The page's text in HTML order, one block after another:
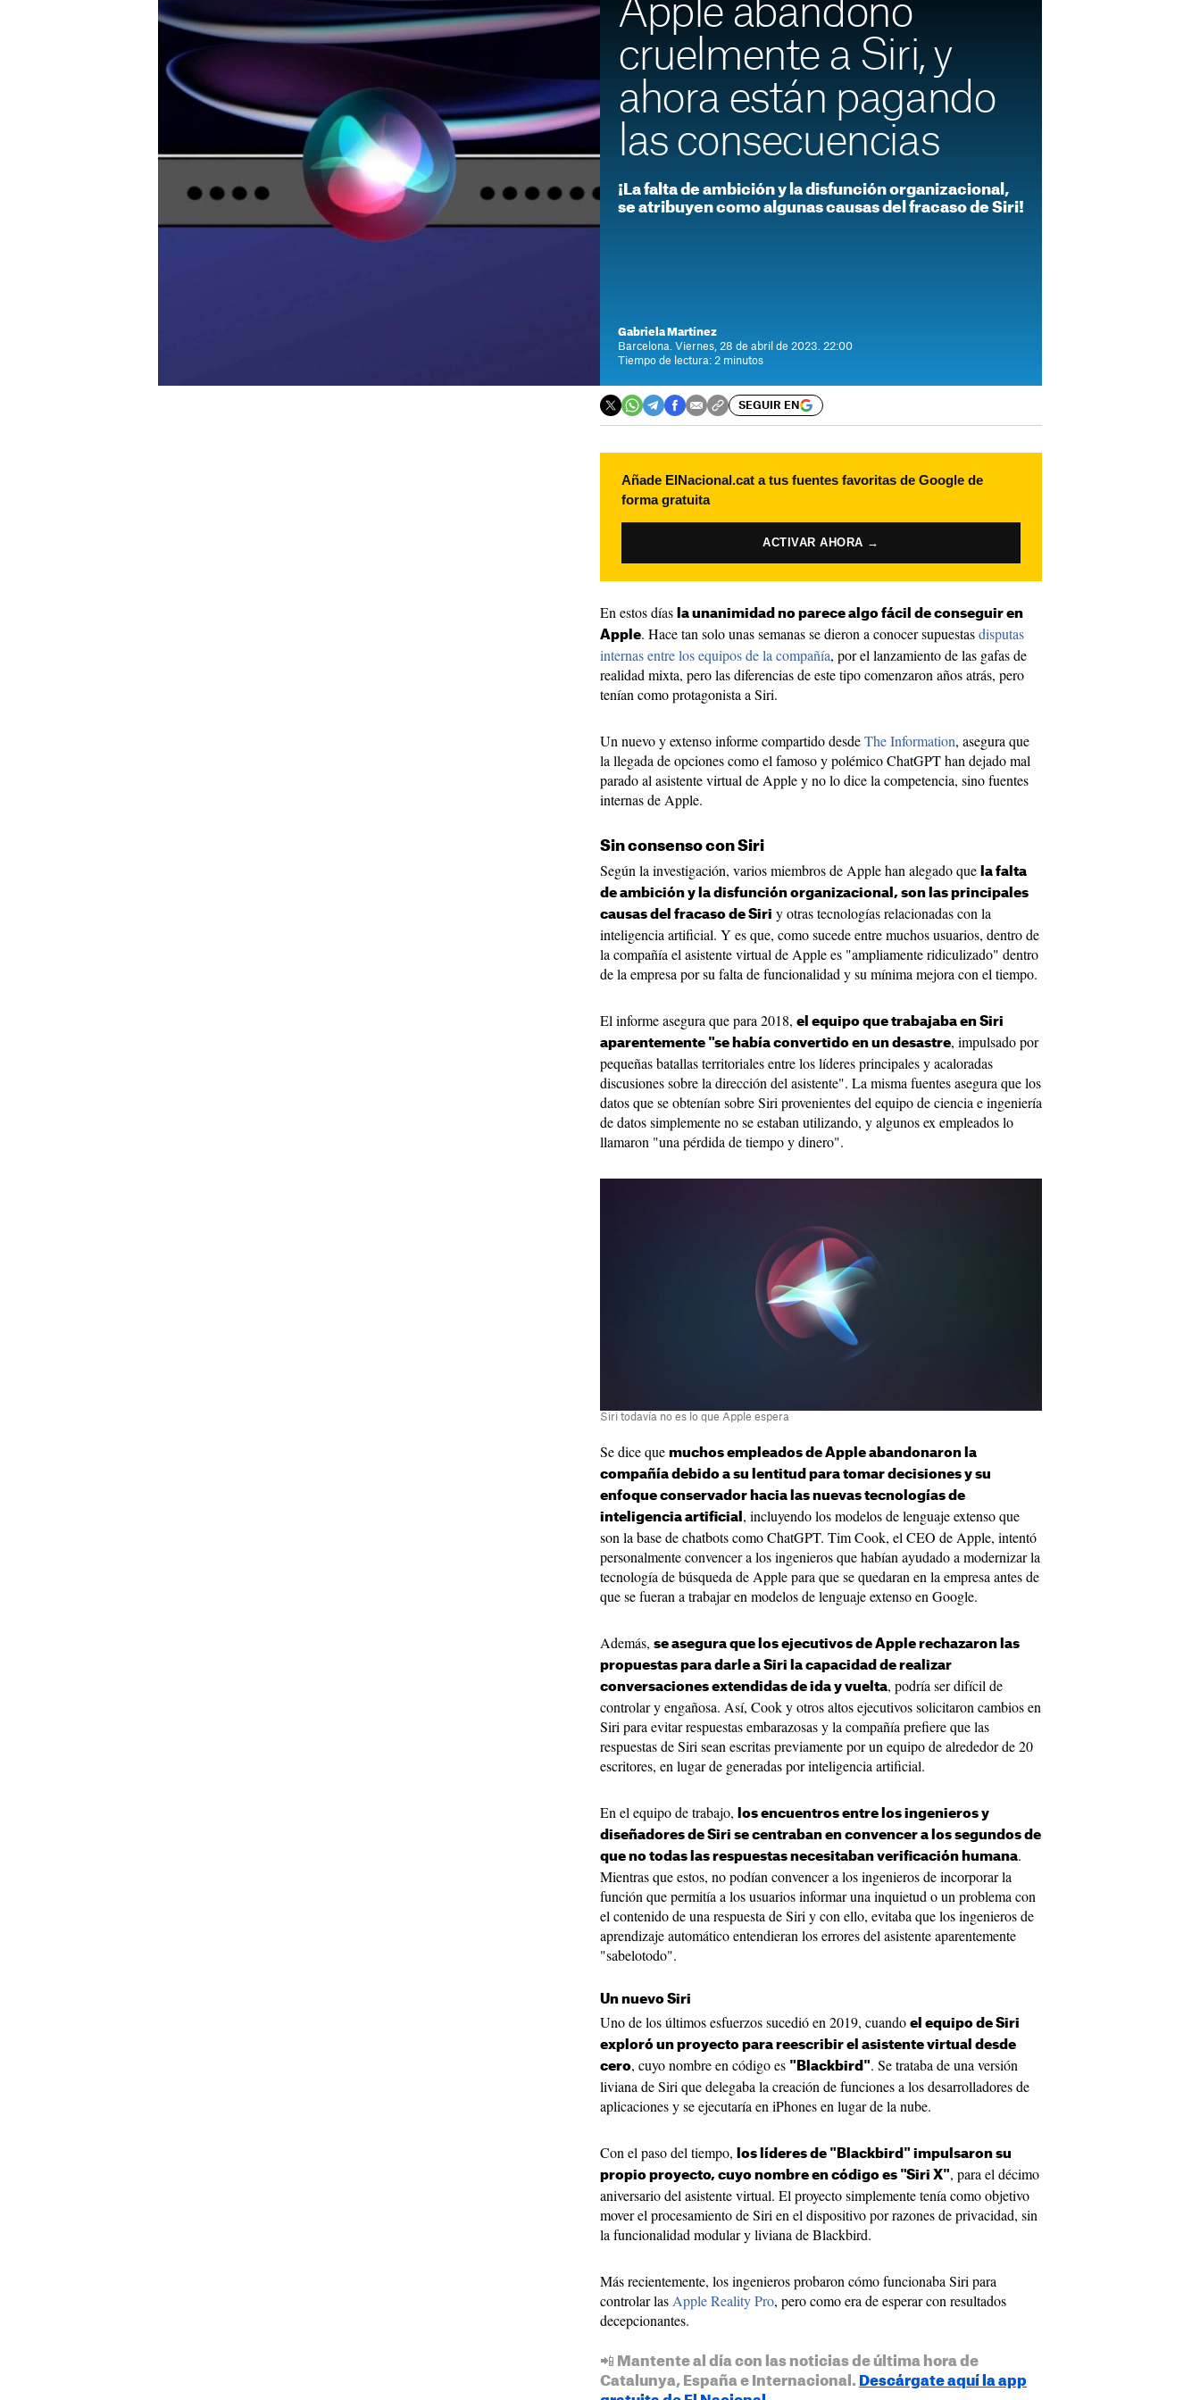
Apple abandonó
cruelmente a Siri, y
ahora están pagando
las consecuencias
¡La falta de ambición y la disfunción organizacional,
se atribuyen como algunas causas del fracaso de Siri!
Gabriela Martínez
Barcelona. Viernes, 28 de abril de 2023. 22:00
Tiempo de lectura: 2 minutos
SEGUIR EN
Añade ElNacional.cat a tus fuentes favoritas de Google de
forma gratuita
ACTIVAR AHORA →
En estos días la unanimidad no parece algo fácil de conseguir en
Apple. Hace tan solo unas semanas se dieron a conocer supuestasdisputas
internas entre los equipos de la compañía, por el lanzamiento de las gafas de
realidad mixta, pero las diferencias de este tipo comenzaron años atrás, pero
tenían como protagonista a Siri.
Un nuevo y extenso informe compartido desdeThe Information, asegura que
la llegada de opciones como el famoso y polémico ChatGPT han dejado mal
parado al asistente virtual de Apple y no lo dice la competencia, sino fuentes
internas de Apple.
Sin consenso con Siri
Según la investigación, varios miembros de Apple han alegado que la falta
de ambición y la disfunción organizacional, son las principales
causas del fracaso de Siri y otras tecnologías relacionadas con la
inteligencia artificial. Y es que, como sucede entre muchos usuarios, dentro de
la compañía el asistente virtual de Apple es "ampliamente ridiculizado" dentro
de la empresa por su falta de funcionalidad y su mínima mejora con el tiempo.
El informe asegura que para 2018, el equipo que trabajaba en ‌Siri‌
aparentemente "se había convertido en un desastre, impulsado por
pequeñas batallas territoriales entre los líderes principales y acaloradas
discusiones sobre la dirección del asistente". La misma fuentes asegura que los
datos que se obtenían sobre ‌Siri‌ provenientes del equipo de ciencia e ingeniería
de datos simplemente no se estaban utilizando, y algunos ex empleados lo
llamaron "una pérdida de tiempo y dinero".
Siri todavía no es lo que Apple espera
Se dice que muchos empleados de Apple abandonaron la
compañía debido a su lentitud para tomar decisiones y su
enfoque conservador hacia las nuevas tecnologías de
inteligencia artificial , incluyendo los modelos de lenguaje extenso que
son la base de chatbots como ChatGPT. Tim Cook, el CEO de Apple, intentó
personalmente convencer a los ingenieros que habían ayudado a modernizar la
tecnología de búsqueda de Apple para que se quedaran en la empresa antes de
que se fueran a trabajar en modelos de lenguaje extenso en Google.
Además, se asegura que los ejecutivos de Apple rechazaron las
propuestas para darle a ‌Siri‌ la capacidad de realizar
conversaciones extendidas de ida y vuelta, podría ser difícil de
controlar y engañosa. Así, Cook y otros altos ejecutivos solicitaron cambios en
‌Siri‌ para evitar respuestas embarazosas y la compañía prefiere que las
respuestas de ‌Siri‌ sean escritas previamente por un equipo de alrededor de 20
escritores, en lugar de generadas por inteligencia artificial.
En el equipo de trabajo,
los encuentros entre los ingenieros y
diseñadores de ‌Siri‌ se centraban en convencer a los segundos de
que no todas las respuestas necesitaban verificación humana.
Mientras que estos, no podían convencer a los ingenieros de incorporar la
función que permitía a los usuarios informar una inquietud o un problema con
el contenido de una respuesta de ‌Siri‌ y con ello, evitaba que los ingenieros de
aprendizaje automático entendieran los errores del asistente aparentemente
"sabelotodo".
Un nuevo Siri
Uno de los últimos esfuerzos sucedió en 2019, cuando el equipo de ‌Siri‌
exploró un proyecto para reescribir el asistente virtual desde
cero, cuyo nombre en código es "Blackbird". Se trataba de una versión
liviana de ‌Siri‌ que delegaba la creación de funciones a los desarrolladores de
aplicaciones y se ejecutaría en iPhones en lugar de la nube.
Con el paso del tiempo,
los líderes de "Blackbird" impulsaron su
propio proyecto, cuyo nombre en código es "‌Siri‌ X", para el décimo
aniversario del asistente virtual. El proyecto simplemente tenía como objetivo
mover el procesamiento de ‌Siri‌ en el dispositivo por razones de privacidad, sin
la funcionalidad modular y liviana de Blackbird.
Más recientemente, los ingenieros probaron cómo funcionaba Siri para
controlar las Apple Reality Pro, pero como era de esperar con resultados
decepcionantes.
📲 Mantente al día con las noticias de última hora de
Catalunya, España e Internacional. Descárgate aquí la app